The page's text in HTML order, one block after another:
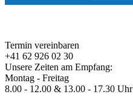
Termin vereinbaren
+41 62 926 02 30
Unsere Zeiten am Empfang:
Montag - Freitag
8.00 - 12.00 & 13.00 - 17.30 Uhr